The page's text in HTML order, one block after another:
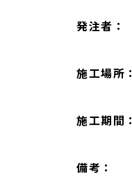
発注者：
施工場所：
施工期間：
備考：